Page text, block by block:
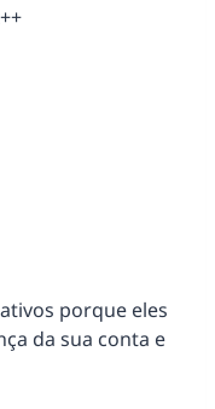
porque eles
da sua conta e